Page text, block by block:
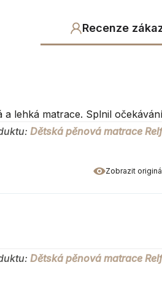
Recenze
Zobrazit
lehká matrace. Splnil
Dětská pěnová matrace
Dětská pěnová matrace